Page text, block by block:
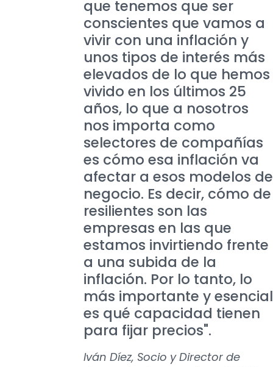
que tenemos que ser
conscientes que vamos a
vivir con una inflación y
unos tipos de interés más
elevados de lo que hemos
vivido en los últimos 25
años, lo que a nosotros
nos importa como
selectores de compañías
es cómo esa inflación va
afectar a esos modelos de
negocio. Es decir, cómo de
resilientes son las
empresas en las que
estamos invirtiendo frente
a una subida de la
inflación. Por lo tanto, lo
más importante y esencial
es qué capacidad tienen
para fijar precios".
Iván Díez, Socio y Director de